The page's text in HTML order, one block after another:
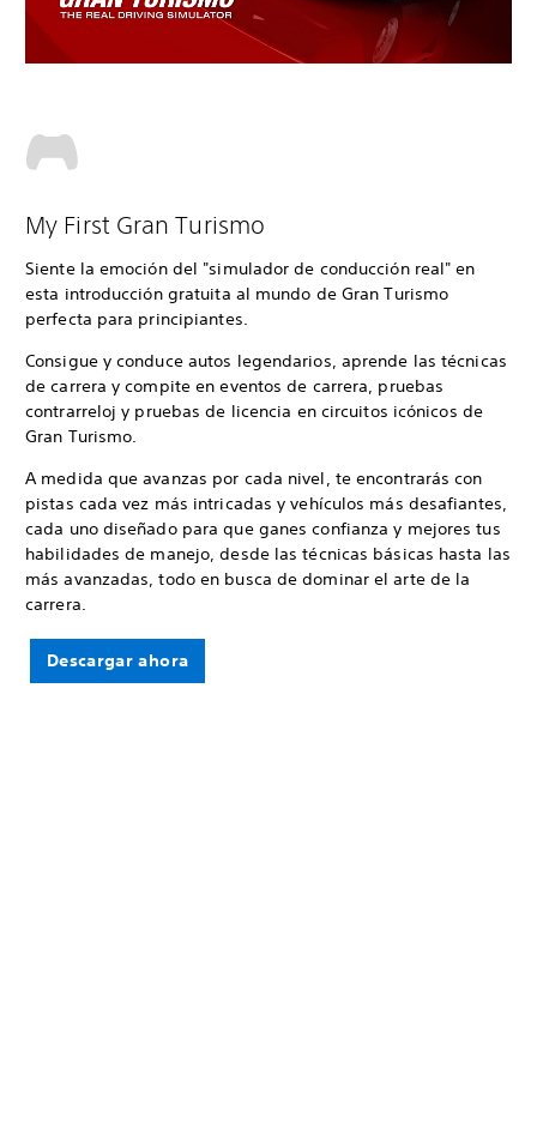
My First Gran Turismo
Siente la emoción del "simulador de conducción real" en
esta introducción gratuita al mundo de Gran Turismo
perfecta para principiantes.
Consigue y conduce autos legendarios, aprende las técnicas
de carrera y compite en eventos de carrera, pruebas
contrarreloj y pruebas de licencia en circuitos icónicos de
Gran Turismo.
A medida que avanzas por cada nivel, te encontrarás con
pistas cada vez más intricadas y vehículos más desafiantes,
cada uno diseñado para que ganes confianza y mejores tus
habilidades de manejo, desde las técnicas básicas hasta las
más avanzadas, todo en busca de dominar el arte de la
carrera.
Descargar ahora